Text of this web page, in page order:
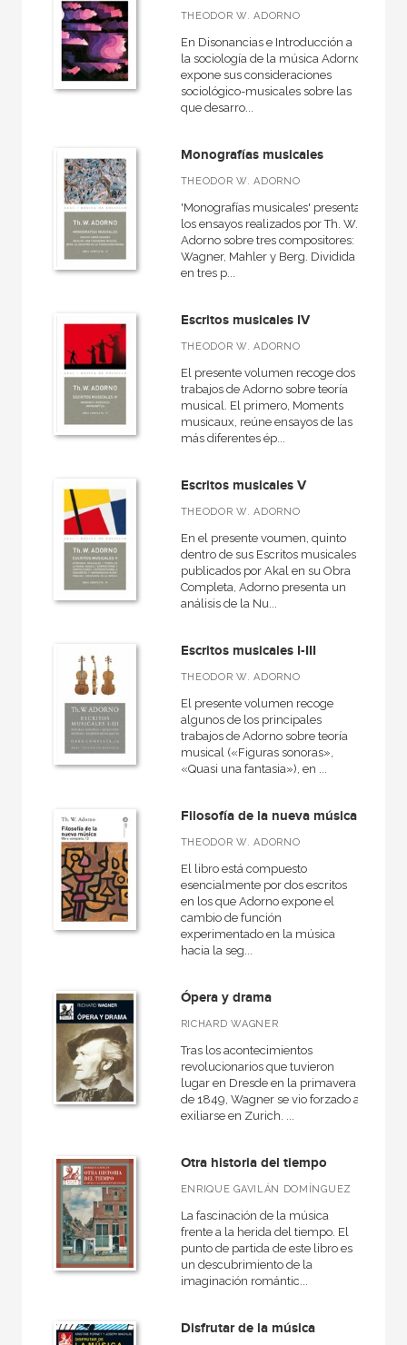
Espiral
Grapa
Papel
CATÁLOGOS PDF
Catálogos PDF
THEODOR W. ADORNO
En Disonancias e Introducción a
la sociología de la música Adorno
expone sus consideraciones
sociológico-musicales sobre las
que desarro...
Monografías musicales
THEODOR W. ADORNO
'Monografías musicales' presenta
los ensayos realizados por Th. W.
Adorno sobre tres compositores:
Wagner, Mahler y Berg. Dividida
en tres p...
Escritos musicales IV
THEODOR W. ADORNO
El presente volumen recoge dos
trabajos de Adorno sobre teoría
musical. El primero, Moments
musicaux, reúne ensayos de las
más diferentes ép...
Escritos musicales V
THEODOR W. ADORNO
En el presente voumen, quinto
dentro de sus Escritos musicales
publicados por Akal en su Obra
Completa, Adorno presenta un
análisis de la Nu...
Escritos musicales I-III
THEODOR W. ADORNO
El presente volumen recoge
algunos de los principales
trabajos de Adorno sobre teoría
musical («Figuras sonoras»,
«Quasi una fantasia»), en ...
Filosofía de la nueva música
THEODOR W. ADORNO
El libro está compuesto
esencialmente por dos escritos
en los que Adorno expone el
cambio de función
experimentado en la música
hacia la seg...
Ópera y drama
RICHARD WAGNER
Tras los acontecimientos
revolucionarios que tuvieron
lugar en Dresde en la primavera
de 1849, Wagner se vio forzado a
exiliarse en Zurich. ...
Otra historia del tiempo
ENRIQUE GAVILÁN DOMÍNGUEZ
La fascinación de la música
frente a la herida del tiempo. El
punto de partida de este libro es
un descubrimiento de la
imaginación romántic...
Disfrutar de la música